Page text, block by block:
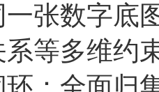
张数字底
等多维约